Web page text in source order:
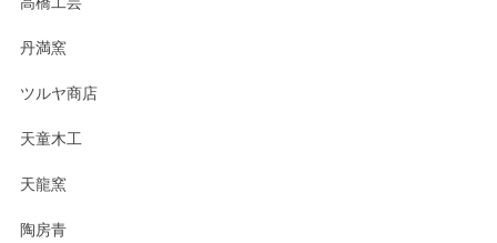
丹満窯
ツルヤ商店
天童木工
天龍窯
陶房青